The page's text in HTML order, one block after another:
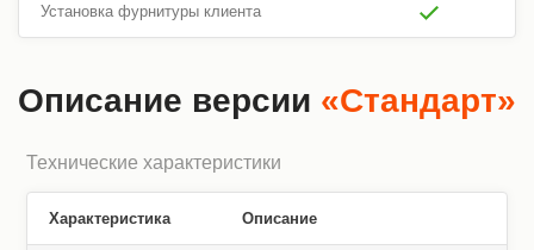
Установка фурнитуры клиента
Описание версии «Стандарт»
Технические характеристики
Характеристика Описание